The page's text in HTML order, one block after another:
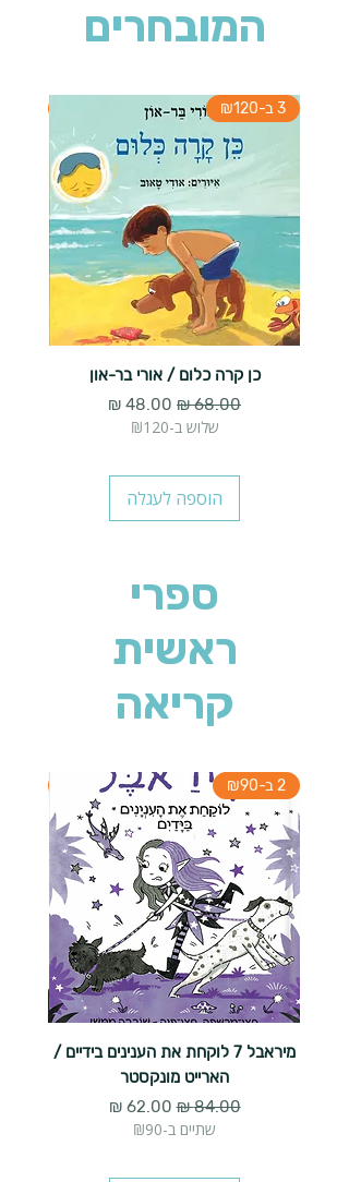
המובחרים
3 ב-₪120
כן קרה כלום / אורי בר-און
מחיר רגיל מחיר מבצע
שלוש ב-₪120
הוספה לעגלה
ספרי
ראשית
קריאה
2 ב-₪90
מיראבל 7 לוקחת את הענינים בידיים /
הארייט מונקסטר
מחיר רגיל‏84.00 ‏₪ מחיר מבצע
שתיים ב-₪90